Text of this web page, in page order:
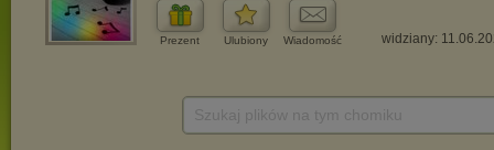
Prezent Ulubiony Wiadomość widziany: